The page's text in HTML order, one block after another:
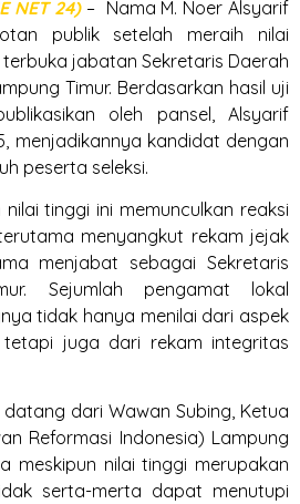
NET 24)– Nama M. Noer Alsyarif
publik setelah meraih nilai
jabatan Sekretaris Daerah
Timur. Berdasarkan hasil uji
oleh pansel, Alsyarif
menjadikannya kandidat dengan
peserta seleksi.
nilai tinggi ini memunculkan reaksi
menyangkut rekam jejak
menjabat sebagai Sekretaris
Sejumlah pengamat lokal
tidak hanya menilai dari aspek
juga dari rekam integritas
dari Wawan Subing, Ketua
Reformasi Indonesia) Lampung
meskipun nilai tinggi merupakan
serta-merta dapat menutupi